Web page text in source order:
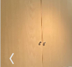
〈